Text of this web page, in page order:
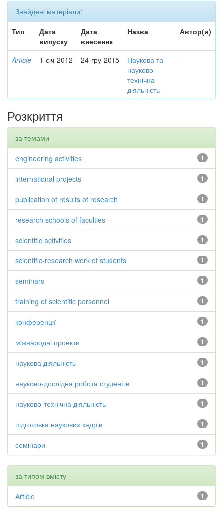
Знайдені матеріали:
Тип
Дата
випуску
Дата
внесення
Назва Автор(и)
Article 1-січ-2012 24-гру-2015
Наукова та
науково-
технічна
діяльність
-
Розкриття
за темами
1
engineering activities
1
international projects
1
publication of results of research
1
research schools of faculties
1
scientific activities
1
scientific-research work of students
1
seminars
1
training of scientific personnel
1
конференції
1
міжнародні проекти
1
наукова діяльність
1
науково-дослідна робота студентів
1
науково-технічна діяльність
1
підготовка наукових кадрів
1
семінари
за типом вмісту
1
Article